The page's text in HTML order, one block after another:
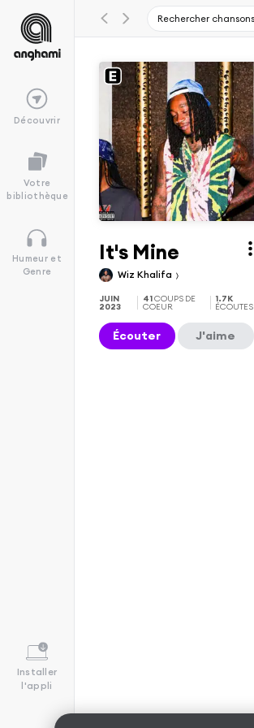
Découvrir
Votre
bibliothèque
Humeur et
Genre
Installer
l'appli
It's Mine
Wiz Khalifa
JUIN
2023
41COUPS DE
COEUR
1.7K
ÉCOUTES
Écouter J'aime